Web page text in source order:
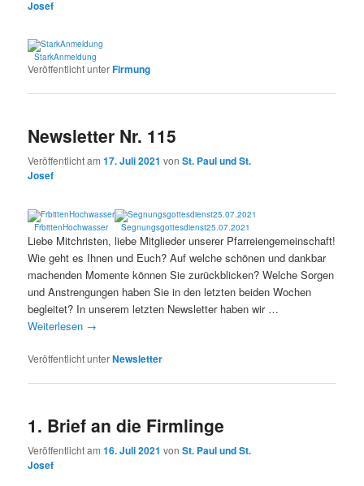
Josef
StarkAnmeldung
Veröffentlicht unterFirmung
Newsletter Nr. 115
Veröffentlicht am17. Juli 2021 vonSt. Paul und St.
Josef
FrbittenHochwasser Segnungsgottesdienst25.07.2021
Liebe Mitchristen, liebe Mitglieder unserer Pfarreiengemeinschaft!
Wie geht es Ihnen und Euch? Auf welche schönen und dankbar
machenden Momente können Sie zurückblicken? Welche Sorgen
und Anstrengungen haben Sie in den letzten beiden Wochen
begleitet? In unserem letzten Newsletter haben wir …
Weiterlesen →
Veröffentlicht unterNewsletter
1. Brief an die Firmlinge
Veröffentlicht am16. Juli 2021 vonSt. Paul und St.
Josef